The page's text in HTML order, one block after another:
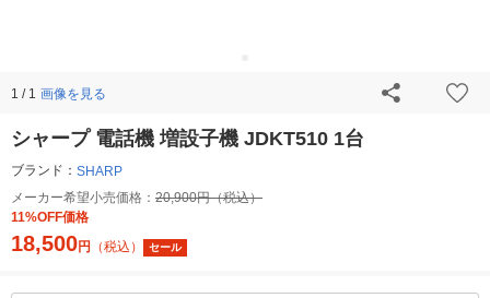
1 / 1 画像を見る
シャープ 電話機 増設子機 JDKT510 1台
ブランド： SHARP
メーカー希望小売価格： 20,900円（税込）
11%OFF価格
18,500円 （税込） セール